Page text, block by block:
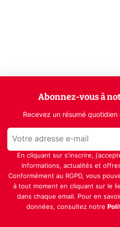
Abonnez-vous à
Recevez un résumé
En cliquant sur s'inscrire,
informations, actualités et
Conformément au RGPD, vous
à tout moment en cliquant sur le
dans chaque email. Pour en
données, consultez notre